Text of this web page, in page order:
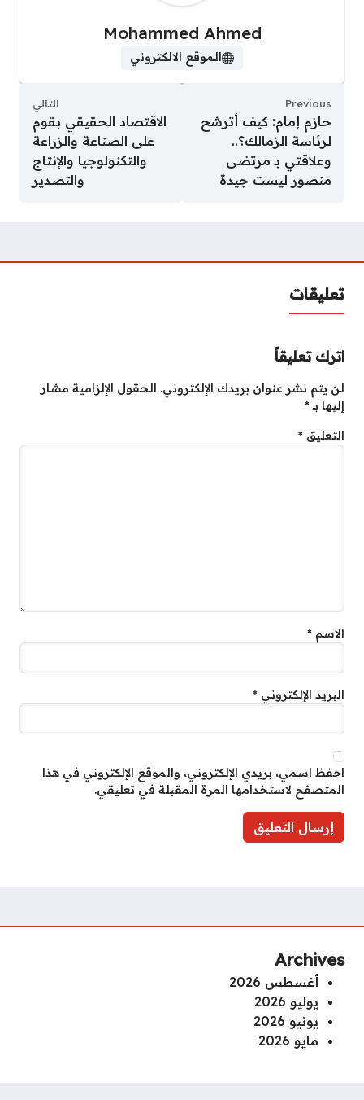
Mohammed Ahmed
الموقع الالكتروني
Previous
حازم إمام: كيف أترشح
لرئاسة الزمالك؟..
وعلاقتي بـ مرتضى
منصور ليست جيدة
التالي
الاقتصاد الحقيقي بقوم
على الصناعة والزراعة
والتكنولوجيا والإنتاج
والتصدير
تعليقات
اترك تعليقاً
لن يتم نشر عنوان بريدك الإلكتروني. الحقول الإلزامية مشار
إليها بـ*
التعليق *
الاسم *
البريد الإلكتروني *
احفظ اسمي، بريدي الإلكتروني، والموقع الإلكتروني في هذا
المتصفح لاستخدامها المرة المقبلة في تعليقي.
Archives
أغسطس 2026
يوليو 2026
يونيو 2026
مايو 2026